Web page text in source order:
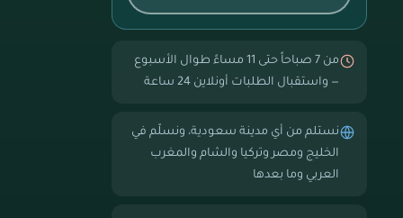
من 7 صباحاً حتى 11 مساءً طوال الأسبوع
— واستقبال الطلبات أونلاين 24 ساعة
نستلم من أي مدينة سعودية، ونسلّم في
الخليج ومصر وتركيا والشام والمغرب
العربي وما بعدها